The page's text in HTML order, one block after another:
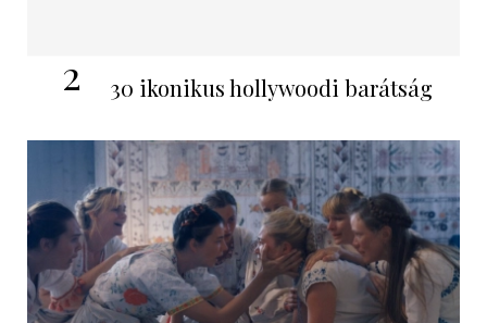
2 30 ikonikus hollywoodi barátság